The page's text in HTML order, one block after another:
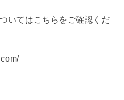
いてはこちらをご確認くだ